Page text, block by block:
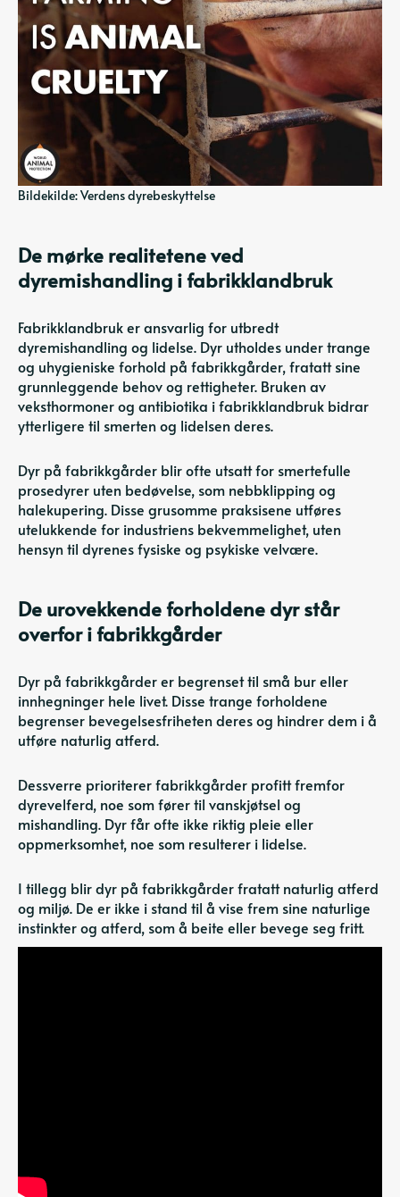
Bildekilde: Verdens dyrebeskyttelse
De mørke realitetene ved
dyremishandling i fabrikklandbruk
Fabrikklandbruk er ansvarlig for utbredt
dyremishandling og lidelse. Dyr utholdes under trange
og uhygieniske forhold på fabrikkgårder, fratatt sine
grunnleggende behov og rettigheter. Bruken av
veksthormoner og antibiotika i fabrikklandbruk bidrar
ytterligere til smerten og lidelsen deres.
Dyr på fabrikkgårder blir ofte utsatt for smertefulle
prosedyrer uten bedøvelse, som nebbklipping og
halekupering. Disse grusomme praksisene utføres
utelukkende for industriens bekvemmelighet, uten
hensyn til dyrenes fysiske og psykiske velvære.
De urovekkende forholdene dyr står
overfor i fabrikkgårder
Dyr på fabrikkgårder er begrenset til små bur eller
innhegninger hele livet. Disse trange forholdene
begrenser bevegelsesfriheten deres og hindrer dem i å
utføre naturlig atferd.
Dessverre prioriterer fabrikkgårder profitt fremfor
dyrevelferd, noe som fører til vanskjøtsel og
mishandling. Dyr får ofte ikke riktig pleie eller
oppmerksomhet, noe som resulterer i lidelse.
I tillegg blir dyr på fabrikkgårder fratatt naturlig atferd
og miljø. De er ikke i stand til å vise frem sine naturlige
instinkter og atferd, som å beite eller bevege seg fritt.